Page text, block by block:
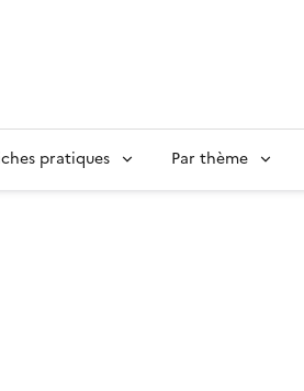
pratiques Par thème